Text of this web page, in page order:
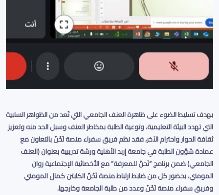
بهدف تسليط الضوء على ظاهرة العنف الجامعي التي تُعد من الظواهر السلبية
التي تهدد البيئة التعليمية، وتوعية الطلبة بمخاطر العنف وسبل الحد منه وتعزيز
ثقافة الحوار واحترام الآخر، فقد نظم فريق سفراء منصة نَحْنُ بالتعاون مع
عمادة شؤون الطلبة في جامعة إربد الأهلية ورشة تدريبية بعنوان (العنف
الجامعي) ضمن برنامج “نَحنُ للمعرفة” مع الأخصائية الإجتماعية روان
المومني، بحضور كل من ضابط ارتباط منصة نَحْنُ الكابتن كمال المومني
وفريق سفراء منصة نَحْنُ وعدد من طلبة الجامعة وخارجها.